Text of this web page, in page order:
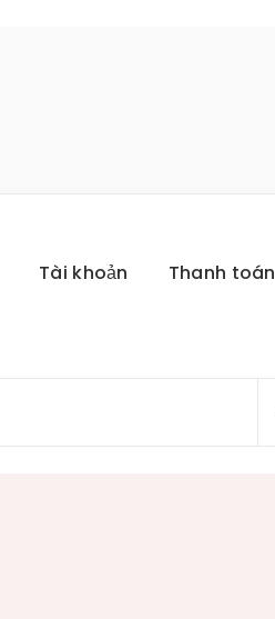
Tài khoản Thanh toán